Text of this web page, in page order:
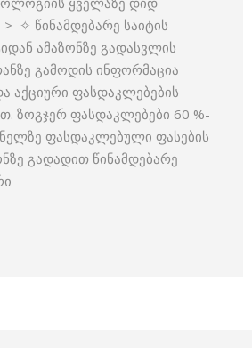
✧ წინამდებარე საიტის
ამაზონზე გადასვლის
გამოდის ინფორმაცია
აქციური ფასდაკლებების
ზოგჯერ ფასდაკლებები 60 %-
ფასდაკლებული ფასების
გადადით წინამდებარე